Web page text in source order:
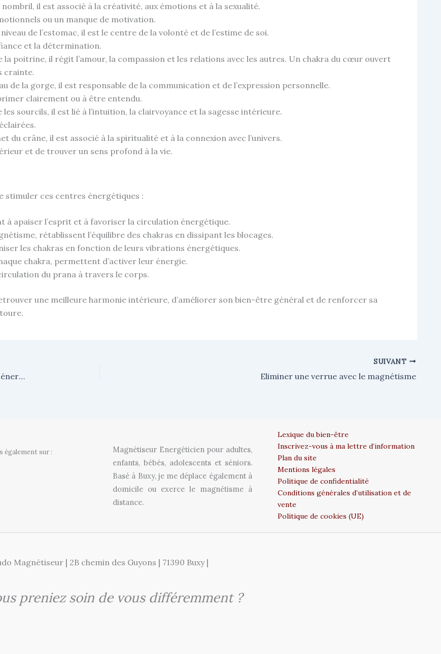
il est associé à la créativité, aux émotions et à la sexualité.
ou un manque de motivation.
de l’estomac, il est le centre de la volonté et de l’estime de soi.
et la détermination.
la poitrine, il régit l’amour, la compassion et les relations avec les autres. Un chakra du cœur ouvert
crainte.
de la gorge, il est responsable de la communication et de l’expression personnelle.
clairement ou à être entendu.
sourcils, il est lié à l’intuition, la clairvoyance et la sagesse intérieure.
du crâne, il est associé à la spiritualité et à la connexion avec l’univers.
et de trouver un sens profond à la vie.
ces centres énergétiques :
à apaiser l’esprit et à favoriser la circulation énergétique.
rétablissent l’équilibre des chakras en dissipant les blocages.
les chakras en fonction de leurs vibrations énergétiques.
chakra, permettent d’activer leur énergie.
du prana à travers le corps.
une meilleure harmonie intérieure, d’améliorer son bien-être général et de renforcer sa
L’utilisation du pendule dans le magnétisme et les soins énergétiques
SUIVANT
Eliminer une verrue avec le magnétisme
également sur :
Magnétiseur Energéticien pour adultes,
enfants, bébés, adolescents et séniors.
Basé à Buxy, je me déplace également à
domicile ou exerce le magnétisme à
distance.
Lexique du bien-être
Inscrivez-vous à ma lettre d’information
Plan du site
Mentions légales
Politique de confidentialité
Conditions générales d’utilisation et de
vente
Politique de cookies (UE)
Magnétiseur | 2B chemin des Guyons | 71390 Buxy |
preniez soin de vous différemment ?